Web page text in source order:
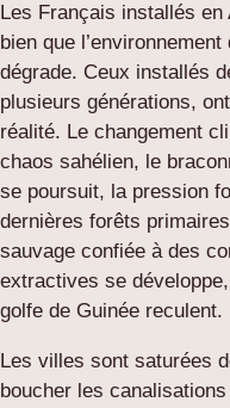
Les Français installés
bien que
dégrade. Ceux installés
plusieurs générations,
réalité. Le changement
chaos sahélien, le
se poursuit, la pression
dernières forêts
sauvage confiée à des
extractives se
golfe de Guinée reculent.
Les villes sont saturées
boucher les